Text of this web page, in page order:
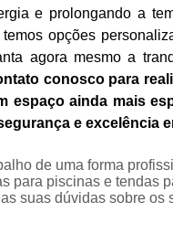
e prolongando a
opções
agora mesmo a
conosco para
espaço ainda mais
e excelência
de uma forma
para piscinas e tendas
suas dúvidas sobre